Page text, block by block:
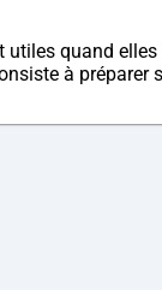
utiles quand
à préparer